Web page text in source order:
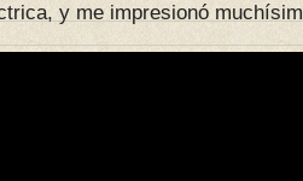
y me impresionó